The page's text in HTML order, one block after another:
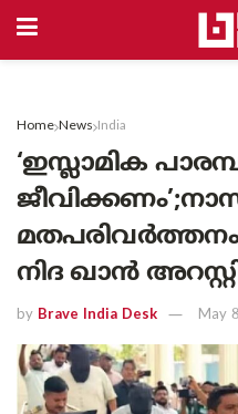
Home News India
‘ഇസ്ലാമിക
നിദ ഖാൻ
by Brave India Desk May